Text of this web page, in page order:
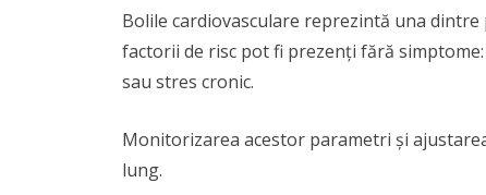
Bolile cardiovasculare reprezintă una
factorii de risc pot fi prezenți fără
sau stres cronic.
Monitorizarea acestor parametri și
lung.